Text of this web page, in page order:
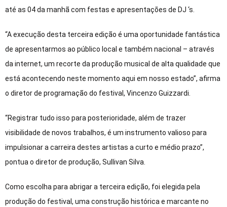
até as 04 da manhã com festas e apresentações de DJ ‘s.
“A execução desta terceira edição é uma oportunidade fantástica
de apresentarmos ao público local e também nacional – através
da internet, um recorte da produção musical de alta qualidade que
está acontecendo neste momento aqui em nosso estado”, afirma
o diretor de programação do festival, Vincenzo Guizzardi.
“Registrar tudo isso para posterioridade, além de trazer
visibilidade de novos trabalhos, é um instrumento valioso para
impulsionar a carreira destes artistas a curto e médio prazo”,
pontua o diretor de produção, Sullivan Silva.
Como escolha para abrigar a terceira edição, foi elegida pela
produção do festival, uma construção histórica e marcante no